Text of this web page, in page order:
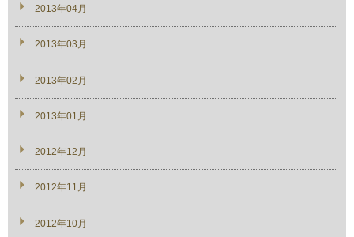
2013年04月
2013年03月
2013年02月
2013年01月
2012年12月
2012年11月
2012年10月